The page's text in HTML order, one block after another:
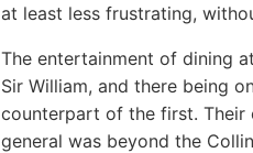
at least less frustrating,
The entertainment of dining
Sir William, and there being
counterpart of the first. Their
general was beyond the